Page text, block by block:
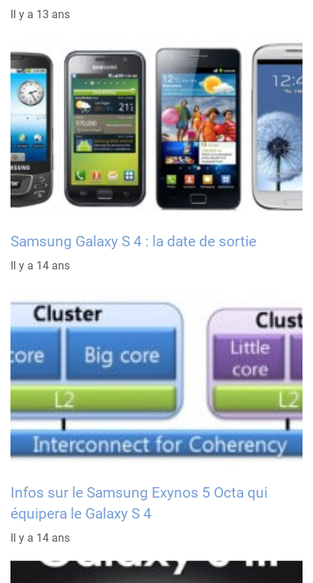
Il y a 13 ans
Samsung Galaxy S 4 : la date de sortie
Il y a 14 ans
Infos sur le Samsung Exynos 5 Octa qui
équipera le Galaxy S 4
Il y a 14 ans